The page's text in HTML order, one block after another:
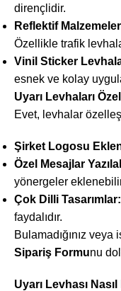
dirençlidir.
Reflektif
Özellikle trafik
Vinil Sticker
esnek ve kolay
Uyarı Levhaları
Evet, levhalar
Şirket Logosu
Özel Mesajlar
yönergeler
Çok Dilli Tasarımlar:
faydalıdır.
Bulamadığınız
Sipariş Formunu
Uyarı Levhası